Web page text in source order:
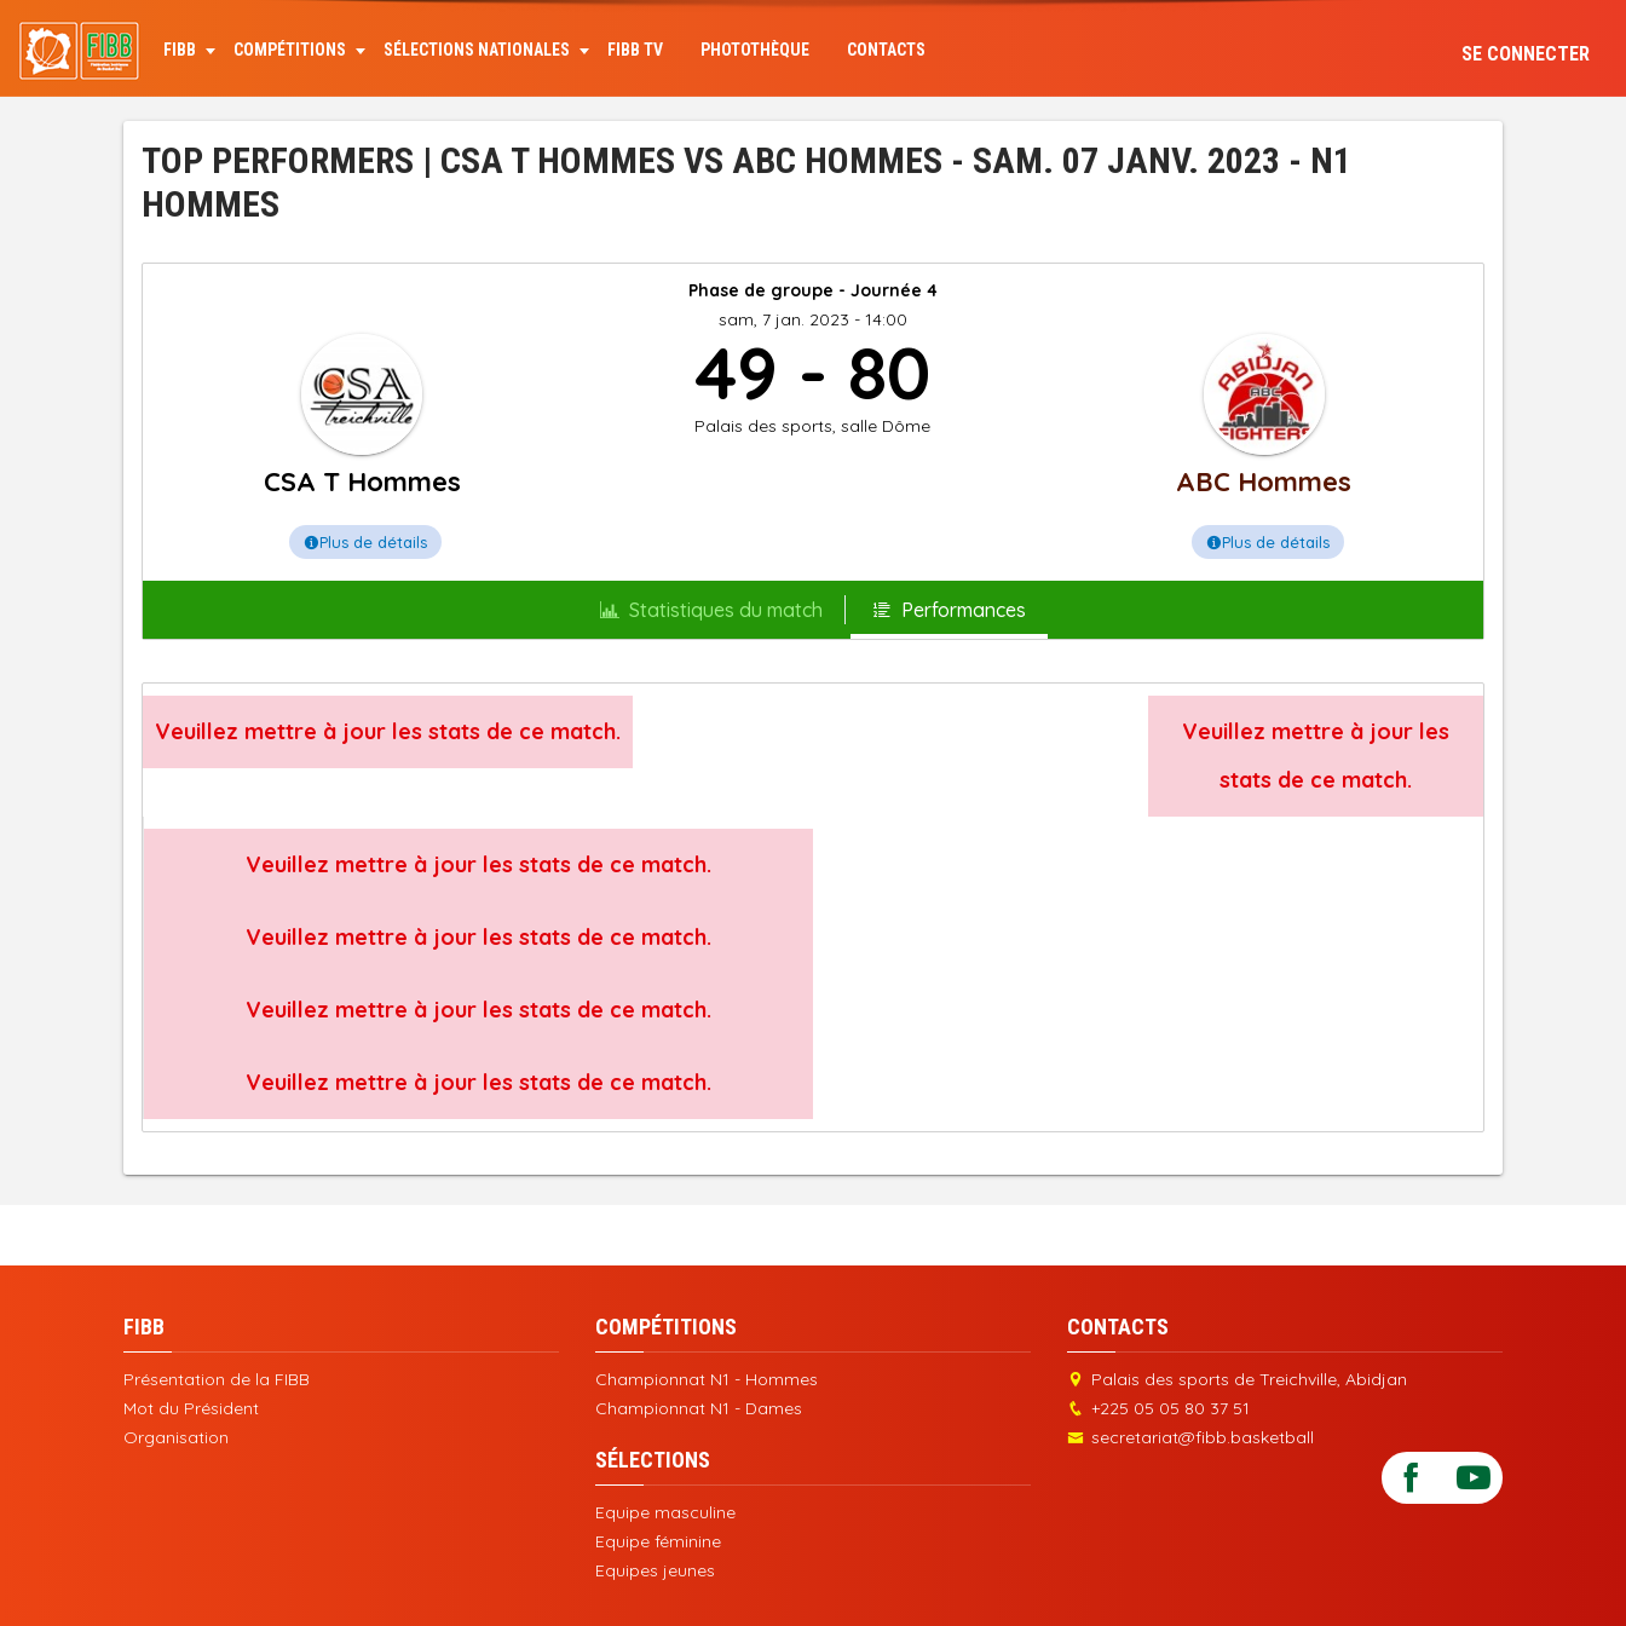
contenu
principal
FIBB COMPÉTITIONS SÉLECTIONS NATIONALES FIBB TV PHOTOTHÈQUE CONTACTS SE CONNECTER
TOP PERFORMERS | CSA T HOMMES VS ABC HOMMES - SAM. 07 JANV. 2023 - N1
HOMMES
Phase de groupe - Journée 4
sam, 7 jan. 2023 - 14:00
CSA T Hommes
Plus de détails
49 - 80
Palais des sports, salle Dôme
ABC Hommes
Plus de détails
Statistiques du match Performances
Veuillez mettre à jour les stats de ce match.
Veuillez mettre à jour les
stats de ce match.
Veuillez mettre à jour les stats de ce match.
Veuillez mettre à jour les stats de ce match.
Veuillez mettre à jour les stats de ce match.
Veuillez mettre à jour les stats de ce match.
FIBB
Présentation de la FIBB
Mot du Président
Organisation
COMPÉTITIONS
Championnat N1 - Hommes
Championnat N1 - Dames
SÉLECTIONS
Equipe masculine
Equipe féminine
Equipes jeunes
CONTACTS
Palais des sports de Treichville, Abidjan
+225 05 05 80 37 51
secretariat@fibb.basketball